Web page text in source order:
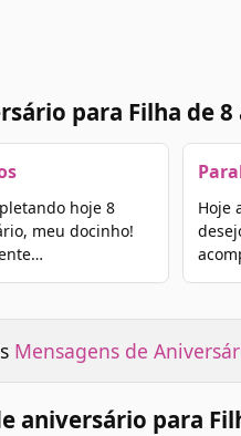
para Filha de
hoje 8
meu docinho!
Hoje
Mensagens de
aniversário para